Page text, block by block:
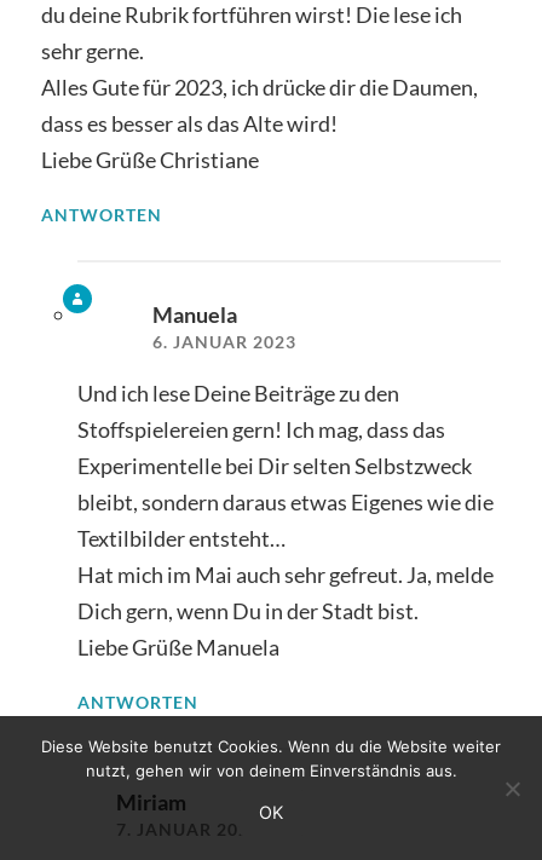
du deine Rubrik fortführen wirst! Die lese ich
sehr gerne.
Alles Gute für 2023, ich drücke dir die Daumen,
dass es besser als das Alte wird!
Liebe Grüße Christiane
ANTWORTEN
Manuela
6. JANUAR 2023
Und ich lese Deine Beiträge zu den
Stoffspielereien gern! Ich mag, dass das
Experimentelle bei Dir selten Selbstzweck
bleibt, sondern daraus etwas Eigenes wie die
Textilbilder entsteht…
Hat mich im Mai auch sehr gefreut. Ja, melde
Dich gern, wenn Du in der Stadt bist.
Liebe Grüße Manuela
ANTWORTEN
Miriam
7. JANUAR 2023
Diese Website benutzt Cookies. Wenn du die Website weiter
nutzt, gehen wir von deinem Einverständnis aus.
OK